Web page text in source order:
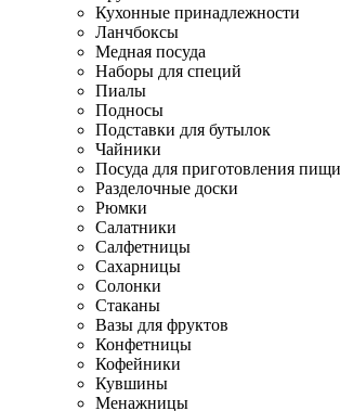
Кухонные принадлежности
Ланчбоксы
Медная посуда
Наборы для специй
Пиалы
Подносы
Подставки для бутылок
Чайники
Посуда для приготовления пищи
Разделочные доски
Рюмки
Салатники
Салфетницы
Сахарницы
Солонки
Стаканы
Вазы для фруктов
Конфетницы
Кофейники
Кувшины
Менажницы